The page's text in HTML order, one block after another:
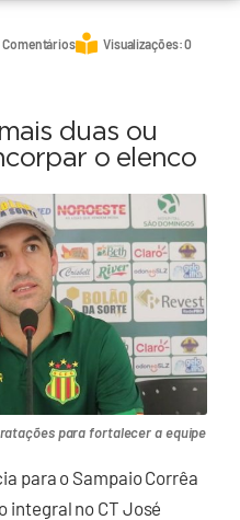
Comentários Visualizações: 0
duas ou
o elenco
para fortalecer a equipe
para o Sampaio Corrêa
integral no CT José